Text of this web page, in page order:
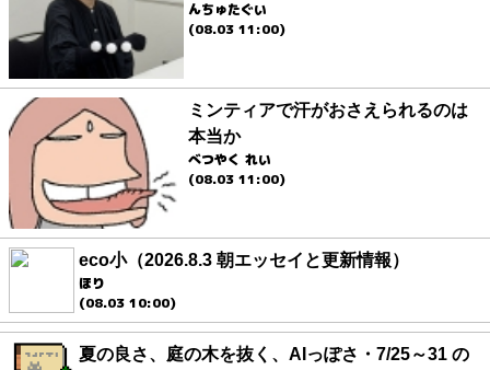
んちゅたぐい
(08.03 11:00)
ミンティアで汗がおさえられるのは
本当か
べつやく れい
(08.03 11:00)
eco小（2026.8.3 朝エッセイと更新情報）
ほり
(08.03 10:00)
夏の良さ、庭の木を抜く、AIっぽさ・7/25～31 の